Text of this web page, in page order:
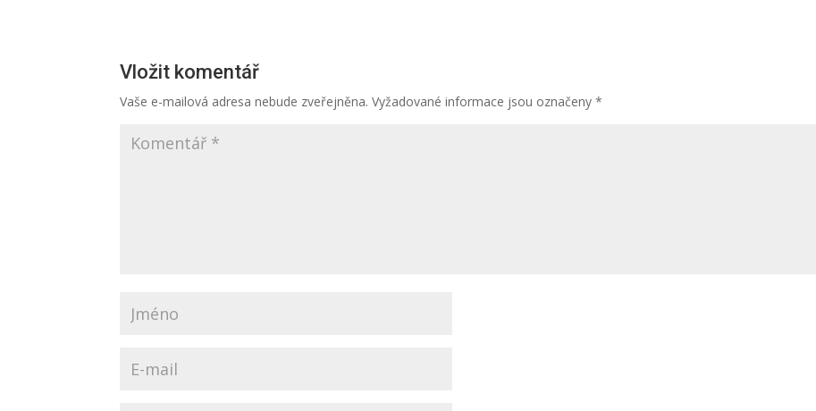
Vložit komentář
Vaše e-mailová adresa nebude zveřejněna. Vyžadované informace jsou označeny*